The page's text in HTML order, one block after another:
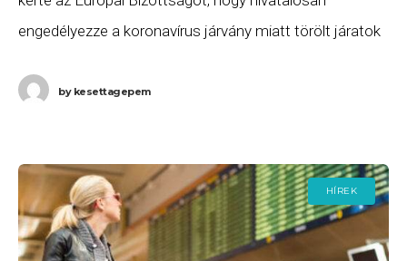
engedélyezze a koronavírus járvány miatt törölt járatok
tervezettel szemben már megjelenésének
bykesettagepem
HÍREK